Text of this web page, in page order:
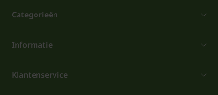
Categorieën
Informatie
Klantenservice